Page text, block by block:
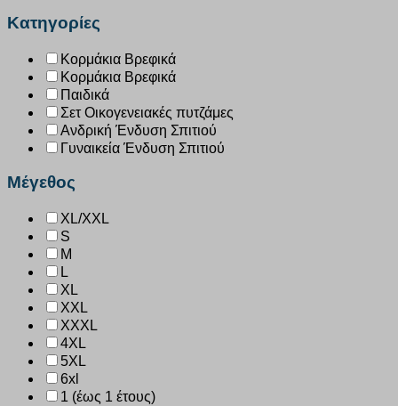
Κατηγορίες
Κορμάκια Βρεφικά
Κορμάκια Βρεφικά
Παιδικά
Σετ Οικογενειακές πυτζάμες
Ανδρική Ένδυση Σπιτιού
Γυναικεία Ένδυση Σπιτιού
Μέγεθος
XL/XXL
S
M
L
XL
XXL
XXXL
4XL
5XL
6xl
1 (έως 1 έτους)